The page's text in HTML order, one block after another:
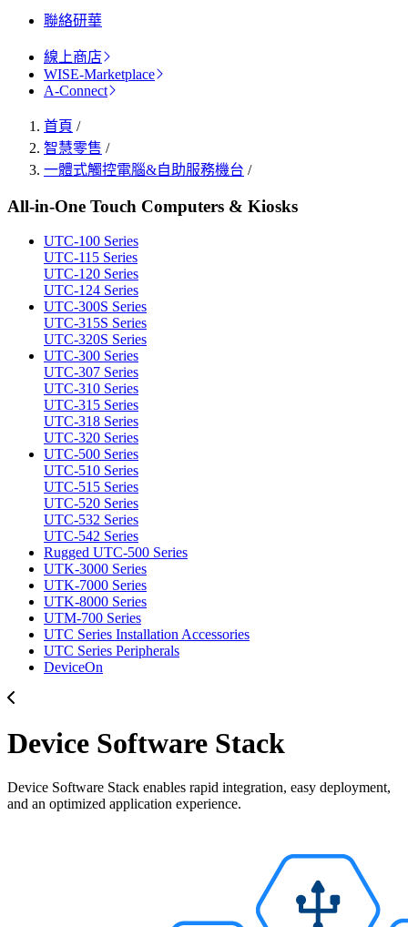
聯絡研華
線上商店
WISE-Marketplace
A-Connect
首頁 /
智慧零售 /
一體式觸控電腦&自助服務機台 /
All-in-One Touch Computers & Kiosks
UTC-100 Series
UTC-115 Series
UTC-120 Series
UTC-124 Series
UTC-300S Series
UTC-315S Series
UTC-320S Series
UTC-300 Series
UTC-307 Series
UTC-310 Series
UTC-315 Series
UTC-318 Series
UTC-320 Series
UTC-500 Series
UTC-510 Series
UTC-515 Series
UTC-520 Series
UTC-532 Series
UTC-542 Series
Rugged UTC-500 Series
UTK-3000 Series
UTK-7000 Series
UTK-8000 Series
UTM-700 Series
UTC Series Installation Accessories
UTC Series Peripherals
DeviceOn
Device Software Stack
Device Software Stack enables rapid integration, easy deployment,
and an optimized application experience.